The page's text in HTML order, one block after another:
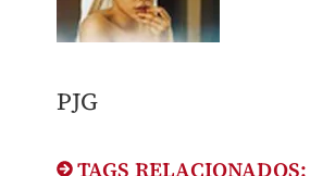
​PJG
TAGS RELACIONADOS: